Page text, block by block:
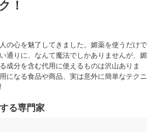
！
の心を魅了してきました。媚薬を使うだけで
通りに、なんて魔法でしかありませんが、媚
成分を含む代用に使えるものは沢山ありま
になる食品や商品、実は意外に簡単なテクニ
る専門家